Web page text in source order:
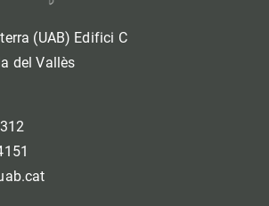
(UAB) Edifici C
del Vallès